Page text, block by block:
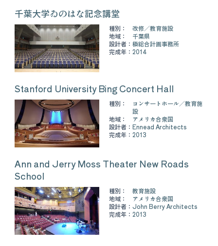
千葉大学ゐのはな記念講堂
種別： 改修
教育施設
地域：
千葉県
設計者： 槇総合計画事務所
完成年： 2014
Stanford University Bing Concert Hall
種別： コンサートホール
教育施
設
地域：
アメリカ合衆国
設計者： Ennead Architects
完成年： 2013
Ann and Jerry Moss Theater New Roads
School
種別：
教育施設
地域：
アメリカ合衆国
設計者： John Berry Architects
完成年： 2013